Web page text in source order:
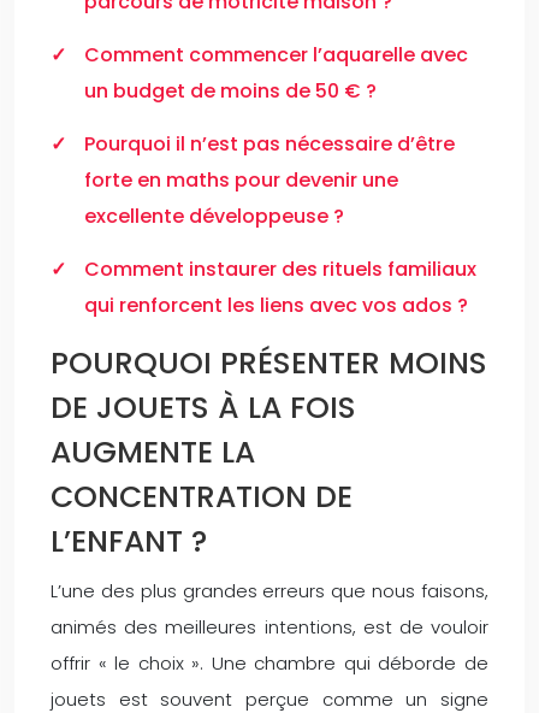
Comment commencer l’aquarelle avec
un budget de moins de 50 € ?
Pourquoi il n’est pas nécessaire d’être
forte en maths pour devenir une
excellente développeuse ?
Comment instaurer des rituels familiaux
qui renforcent les liens avec vos ados ?
POURQUOI PRÉSENTER MOINS
DE JOUETS À LA FOIS
AUGMENTE LA
CONCENTRATION DE
L’ENFANT ?
L’une des plus grandes erreurs que nous faisons,
animés des meilleures intentions, est de vouloir
offrir « le choix ». Une chambre qui déborde de
jouets est souvent perçue comme un signe